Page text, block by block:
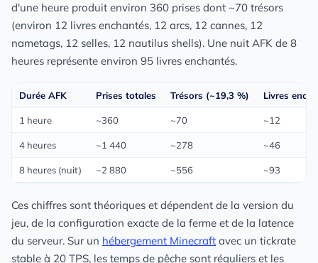
d'une heure produit environ 360 prises dont ~70 trésors
(environ 12 livres enchantés, 12 arcs, 12 cannes, 12
nametags, 12 selles, 12 nautilus shells). Une nuit AFK de 8
heures représente environ 95 livres enchantés.
Durée AFK Prises totales Trésors (~19,3 %) Livres
1 heure ~360 ~70 ~12
4 heures ~1 440 ~278 ~46
8 heures (nuit) ~2 880 ~556 ~93
Ces chiffres sont théoriques et dépendent de la version du
jeu, de la configuration exacte de la ferme et de la latence
du serveur. Sur un hébergement Minecraft avec un tickrate
stable à 20 TPS, les temps de pêche sont réguliers et les